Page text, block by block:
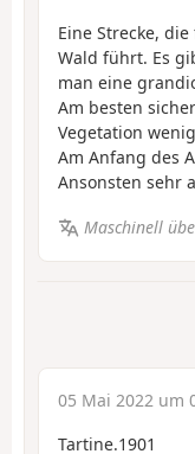
Eine Strecke,
Wald führt. Es
man eine
Am besten
Vegetation
Am Anfang des
Ansonsten sehr
Maschinell
05 Mai 2022 um
Tartine.1901